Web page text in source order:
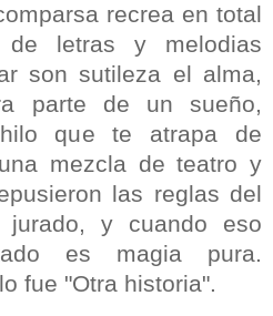
recrea en total
letras y melodias
son sutileza el alma,
parte de un sueño,
que te atrapa de
mezcla de teatro y
las reglas del
y cuando eso
es magia pura.
fue "Otra historia".